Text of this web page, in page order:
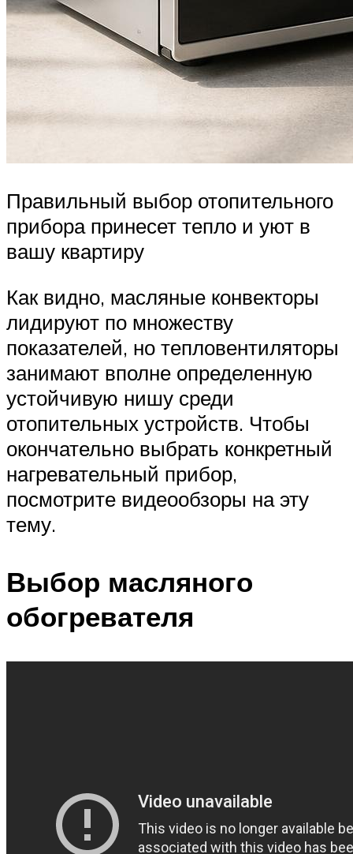
Правильный выбор отопительного
прибора принесет тепло и уют в
вашу квартиру
Как видно, масляные конвекторы
лидируют по множеству
показателей, но тепловентиляторы
занимают вполне определенную
устойчивую нишу среди
отопительных устройств. Чтобы
окончательно выбрать конкретный
нагревательный прибор,
посмотрите видеообзоры на эту
тему.
Выбор масляного
обогревателя